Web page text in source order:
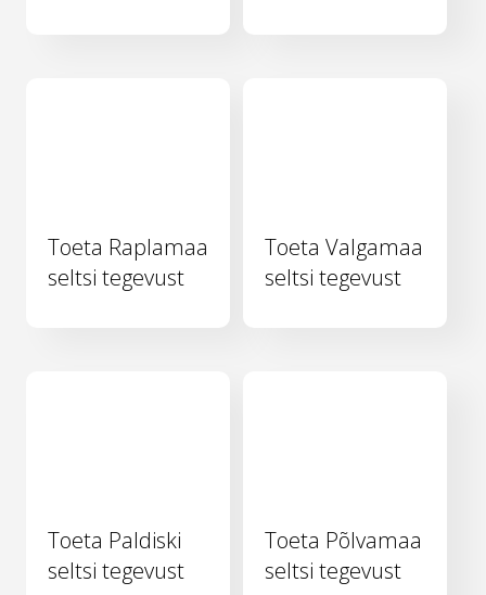
Toeta Raplamaa
seltsi tegevust
Toeta Valgamaa
seltsi tegevust
Toeta Paldiski
seltsi tegevust
Toeta Põlvamaa
seltsi tegevust